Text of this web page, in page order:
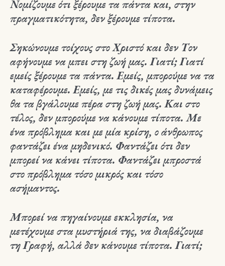
Νομίζουμε ότι ξέρουμε τα πάντα και, στην
πραγματικότητα, δεν ξέρουμε τίποτα.
Σηκώνουμε τοίχους στο Χριστό και δεν Τον
αφήνουμε να μπει στη ζωή μας. Γιατί; Γιατί
εμείς ξέρουμε τα πάντα. Εμείς, μπορούμε να τα
καταφέρουμε. Εμείς, με τις δικές μας δυνάμεις
θα τα βγάλουμε πέρα στη ζωή μας. Και στο
τέλος, δεν μπορούμε να κάνουμε τίποτα. Με
ένα πρόβλημα και με μία κρίση, ο άνθρωπος
φαντάζει ένα μηδενικό. Φαντάζει ότι δεν
μπορεί να κάνει τίποτα. Φαντάζει μπροστά
στο πρόβλημα τόσο μικρός και τόσο
ασήμαντος.
Μπορεί να πηγαίνουμε εκκλησία, να
μετέχουμε στα μυστήριά της, να διαβάζουμε
τη Γραφή, αλλά δεν κάνουμε τίποτα. Γιατί;